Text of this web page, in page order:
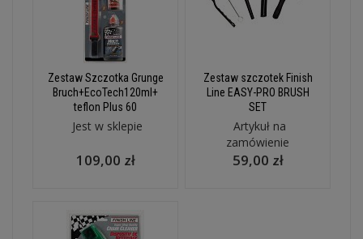
Zestaw Szczotka Grunge
Bruch+EcoTech120ml+
teflon Plus 60
Jest w sklepie
109,00 zł
Zestaw szczotek Finish
Line EASY-PRO BRUSH
SET
Artykuł na
zamówienie
59,00 zł